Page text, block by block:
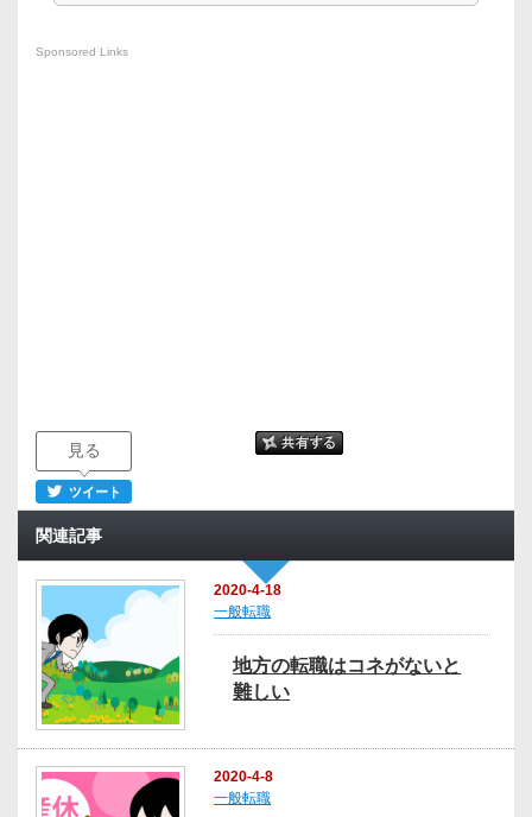
Sponsored Links
見る
ツイート
関連記事
2020-4-18
一般転職
地方の転職はコネがないと
難しい
2020-4-8
一般転職